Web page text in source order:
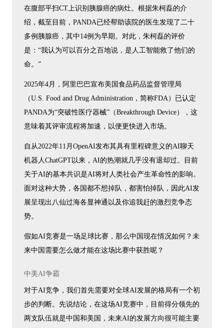
在腹部平扫CT上识别胰腺癌的病灶。根据朱柯磊的介
绍，截至目前，PANDA已经帮助该院的医生发现了二十
多例胰腺癌，其中14例为早期。对此，朱柯磊的评价
是：“我认为可以百分之百地说，是人工智能救了他们的
命。”
2025年4月，阿里巴巴宣布美国食品药品监督管理局
（U.S. Food and Drug Administration，简称FDA）已认定
PANDA为“突破性医疗器械”（Breakthrough Device），这
意味着其评审流程将加速，以便更快进入市场。
自从2022年11月OpenAI发布其具有里程碑意义的AI聊天
机器人ChatGPT以来，AI的热潮就几乎没有退却过。目前
关于AI的基本共识是AI将对人类社会产生革命性的影响。
面对这种大势，各国都不想掉队，都害怕掉队，因此AI发
展呈现出八仙过海各显神通以及你追我赶的激烈竞争态
势。
假如AI竞赛是一场足球比赛，那么中国现在情况如何？未
来中国需要怎么做才能在这场比赛中获胜呢？
中美AI争霸
对于AI竞争，我们首先需要对全球AI发展的格局有一个初
步的判断。先说结论，在这场AI竞赛中，目前得分领先的
两支队伍就是中国和美国，未来AI的发展方向很可能主要